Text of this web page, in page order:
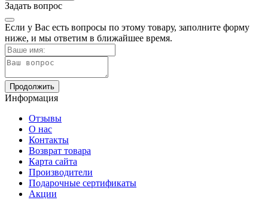
Задать вопрос
Если у Вас есть вопросы по этому товару, заполните форму
ниже, и мы ответим в ближайшее время.
Продолжить
Информация
Отзывы
О нас
Контакты
Возврат товара
Карта сайта
Производители
Подарочные сертификаты
Акции